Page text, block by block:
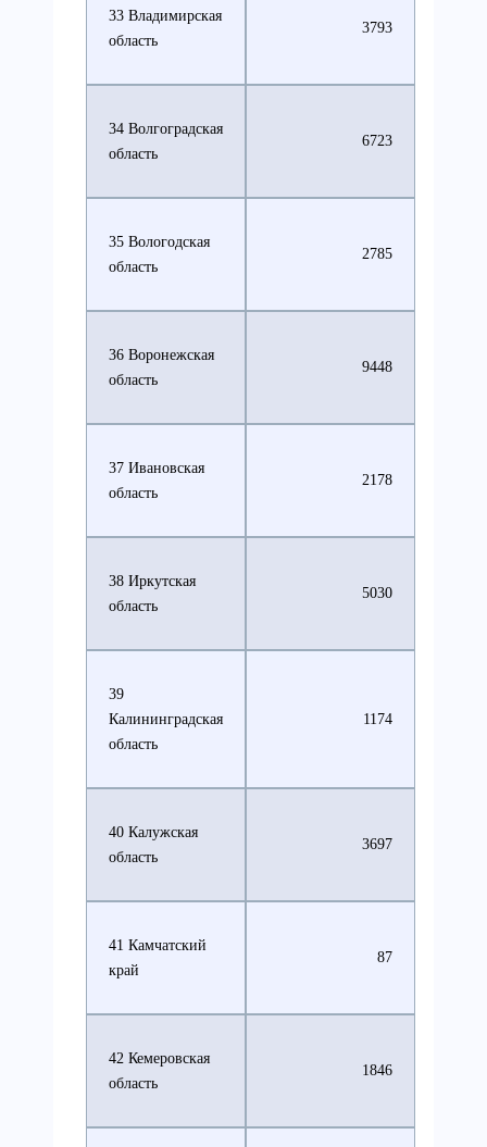
33 Владимирская
область
3793
34 Волгоградская
область
6723
35 Вологодская
область
2785
36 Воронежская
область
9448
37 Ивановская
область
2178
38 Иркутская
область
5030
39
Калининградская
область
1174
40 Калужская
область
3697
41 Камчатский
край
87
42 Кемеровская
область
1846